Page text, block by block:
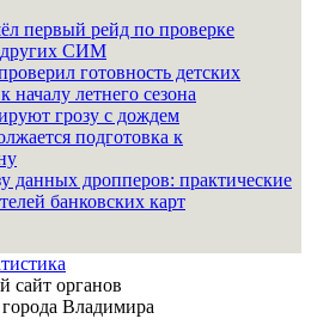
первый рейд по проверке
других СИМ
готовность детских
началу летнего сезона
грозу с дождем
подготовка к
данных дропперов: практические
банковских карт
сайт органов
Владимира